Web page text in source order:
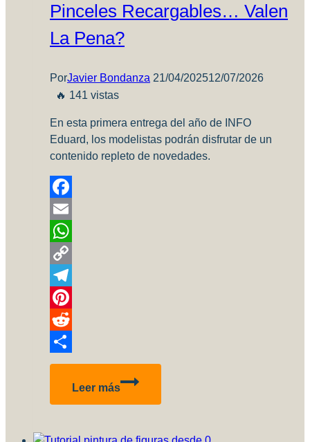
Pinceles Recargables… Valen
La Pena?
PorJavier Bondanza 21/04/202512/07/2026
🔥 141 vistas
En esta primera entrega del año de INFO
Eduard, los modelistas podrán disfrutar de un
contenido repleto de novedades.
Facebook
Email
WhatsApp
Copy
Link
Telegram
Pinterest
Reddit
Compartir
Leer más
Pinceles